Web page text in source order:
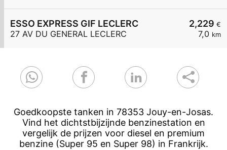
2,229 €
7,0 km
ESSO EXPRESS GIF LECLERC
27 AV DU GENERAL LECLERC
Goedkoopste tanken in 78353 Jouy-en-Josas.
Vind het dichtstbijzijnde benzinestation en
vergelijk de prijzen voor diesel en premium
benzine (Super 95 en Super 98) in Frankrijk.